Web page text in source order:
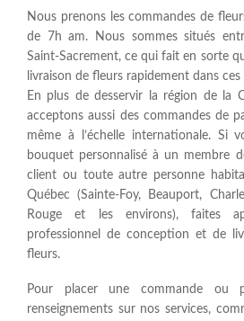
Nous prenons les commandes de
de 7h am. Nous sommes situés
Saint-Sacrement, ce qui fait en sorte
livraison de fleurs rapidement dans ces
En plus de desservir la région de la
acceptons aussi des commandes de
même à l’échelle internationale. Si
bouquet personnalisé à un membre
client ou toute autre personne
Québec (Sainte-Foy, Beauport,
Rouge et les environs), faites
professionnel de conception et de
fleurs.
Pour placer une commande ou
renseignements sur nos services,